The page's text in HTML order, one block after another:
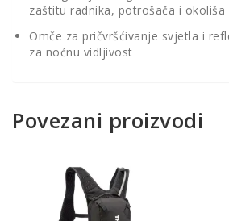
zaštitu radnika, potrošača i okoliša
Omče za pričvršćivanje svjetla i
za noćnu vidljivost
Povezani proizvodi